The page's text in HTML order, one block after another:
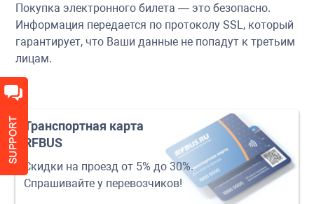
Покупка электронного билета — это безопасно.
Информация передается по протоколу SSL, который
гарантирует, что Ваши данные не попадут к третьим
лицам.
Транспортная карта
RFBUS
Скидки на проезд от 5% до 30%.
Спрашивайте у перевозчиков!